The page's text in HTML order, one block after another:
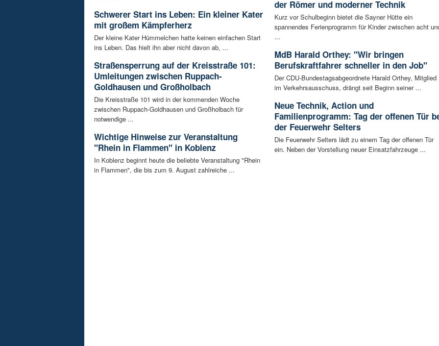
Schwerer Start ins Leben: Ein kleiner Kater
mit großem Kämpferherz
Der kleine Kater Hümmelchen hatte keinen einfachen Start
ins Leben. Das hielt ihn aber nicht davon ab, ...
Straßensperrung auf der Kreisstraße 101:
Umleitungen zwischen Ruppach-
Goldhausen und Großholbach
Die Kreisstraße 101 wird in der kommenden Woche
zwischen Ruppach-Goldhausen und Großholbach für
notwendige ...
Wichtige Hinweise zur Veranstaltung
"Rhein in Flammen" in Koblenz
In Koblenz beginnt heute die beliebte Veranstaltung "Rhein
in Flammen", die bis zum 9. August zahlreiche ...
der Römer und moderner Technik
Kurz vor Schulbeginn bietet die Sayner Hütte ein
spannendes Ferienprogramm für Kinder zwischen acht
...
MdB Harald Orthey: "Wir bringen
Berufskraftfahrer schneller in den Job"
Der CDU-Bundestagsabgeordnete Harald Orthey, Mitglied
im Verkehrsausschuss, drängt seit Beginn seiner ...
Neue Technik, Action und
Familienprogramm: Tag der offenen Tür
der Feuerwehr Selters
Die Feuerwehr Selters lädt zu einem Tag der offenen Tür
ein. Neben der Vorstellung neuer Einsatzfahrzeuge ...